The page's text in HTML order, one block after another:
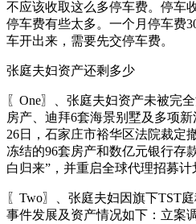
不应该收取这么多停车费。停车
停车费有些太多。一个月停车费
车开出来，需要先交停车费。
张庭夫妇资产还剩多少
〖One〗、张庭夫妇资产未被完
房产、迪拜6套海景别墅及多项新
26日，石家庄市裕华区法院裁定
冻结的96套房产和数亿元银行存
白归来”，并重启全球代理招募计
〖Two〗、张庭夫妇因旗下TST
事件发展及资产情况如下：立案